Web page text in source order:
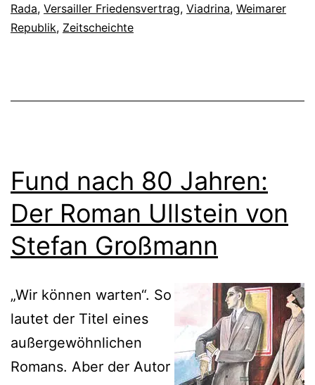
Rada, Versailler Friedensvertrag, Viadrina, Weimarer
Republik, Zeitscheichte
Fund nach 80 Jahren:
Der Roman Ullstein von
Stefan Großmann
„Wir können warten“. So
lautet der Titel eines
außergewöhnlichen
Romans. Aber der Autor